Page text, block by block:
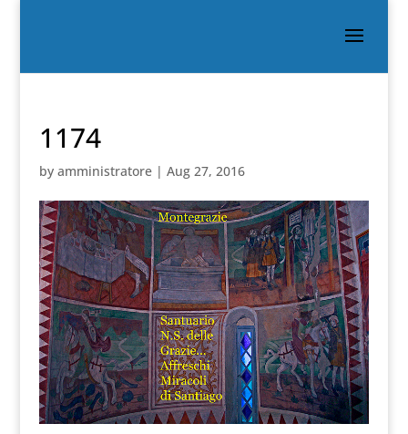
1174
by amministratore| Aug 27, 2016